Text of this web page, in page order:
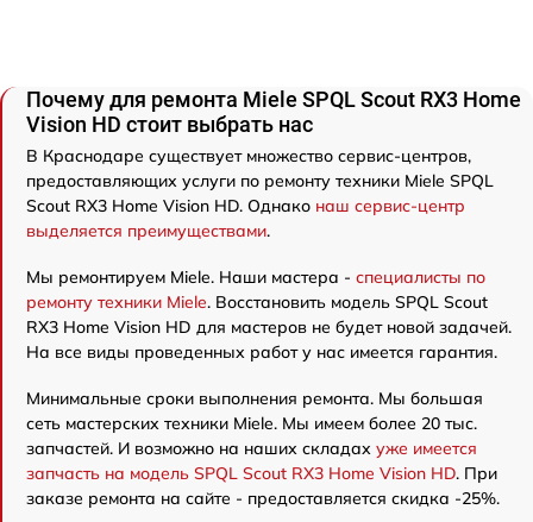
Почему для ремонта Miele SPQL Scout RX3 Home
Vision HD стоит выбрать нас
В Краснодаре существует множество сервис-центров,
предоставляющих услуги по ремонту техники Miele SPQL
Scout RX3 Home Vision HD. Однако наш сервис-центр
выделяется преимуществами.
Мы ремонтируем Miele. Наши мастера - специалисты по
ремонту техники Miele. Восстановить модель SPQL Scout
RX3 Home Vision HD для мастеров не будет новой задачей.
На все виды проведенных работ у нас имеется гарантия.
Минимальные сроки выполнения ремонта. Мы большая
сеть мастерских техники Miele. Мы имеем более 20 тыс.
запчастей. И возможно на наших складах уже имеется
запчасть на модель SPQL Scout RX3 Home Vision HD. При
заказе ремонта на сайте - предоставляется скидка -25%.